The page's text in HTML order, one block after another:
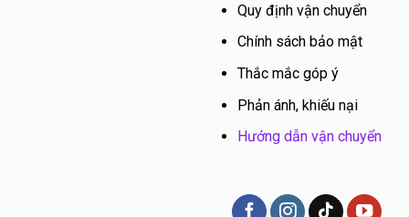
Quy định vận chuyển
Chính sách bảo mật
Thắc mắc góp ý
Phản ánh, khiếu nại
Hướng dẫn vận chuyển